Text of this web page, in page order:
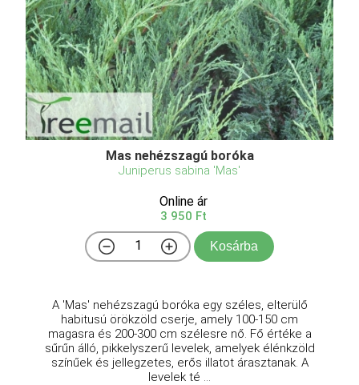
Mas nehézszagú boróka
Juniperus sabina 'Mas'
Online ár
3 950 Ft
Kosárba
A 'Mas' nehézszagú boróka egy széles, elterülő
habitusú örökzöld cserje, amely 100-150 cm
magasra és 200-300 cm szélesre nő. Fő értéke a
sűrűn álló, pikkelyszerű levelek, amelyek élénkzöld
színűek és jellegzetes, erős illatot árasztanak. A
levelek té ...